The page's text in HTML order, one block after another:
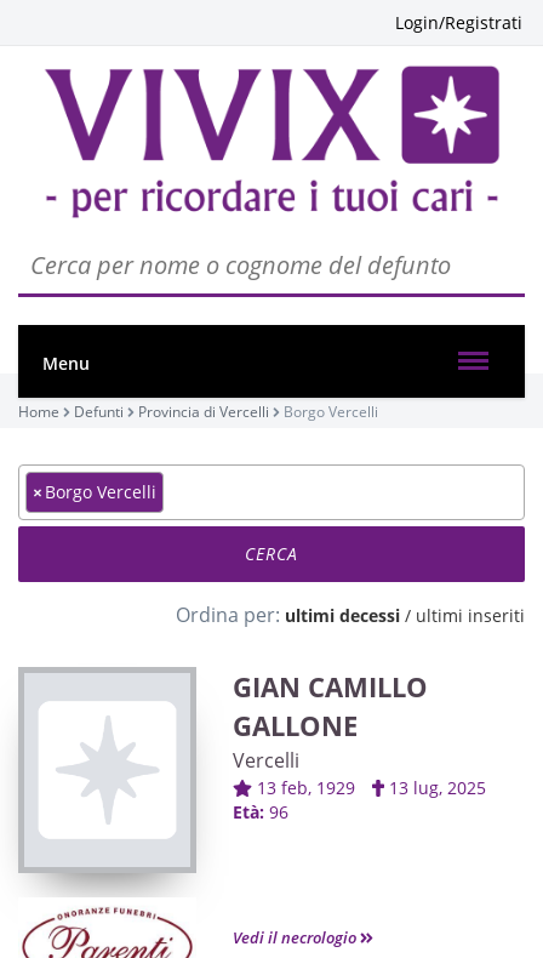
Login/Registrati
Menu
Home Defunti Provincia di Vercelli Borgo Vercelli
× Borgo Vercelli
Ordina per: ultimi decessi / ultimi inseriti
GIAN CAMILLO
GALLONE
Vercelli
13 feb, 1929
13 lug, 2025
Età: 96
Vedi il necrologio